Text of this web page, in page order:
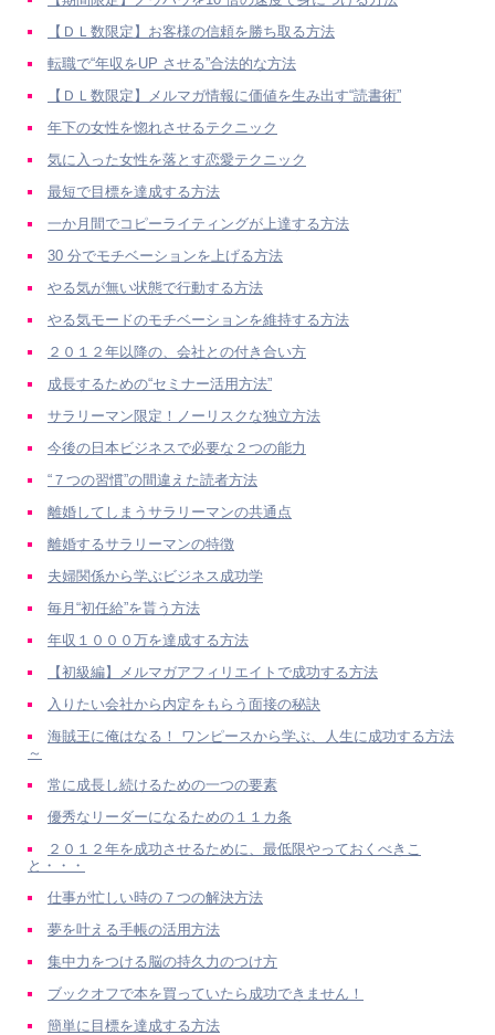
【ＤＬ数限定】お客様の信頼を勝ち取る方法
転職で“年収をUP させる”合法的な方法
【ＤＬ数限定】メルマガ情報に価値を生み出す“読書術”
年下の女性を惚れさせるテクニック
気に入った女性を落とす恋愛テクニック
最短で目標を達成する方法
一か月間でコピーライティングが上達する方法
30 分でモチベーションを上げる方法
やる気が無い状態で行動する方法
やる気モードのモチベーションを維持する方法
２０１２年以降の、会社との付き合い方
成長するための“セミナー活用方法”
サラリーマン限定！ノーリスクな独立方法
今後の日本ビジネスで必要な２つの能力
“７つの習慣”の間違えた読者方法
離婚してしまうサラリーマンの共通点
離婚するサラリーマンの特徴
夫婦関係から学ぶビジネス成功学
毎月“初任給”を貰う方法
年収１０００万を達成する方法
【初級編】メルマガアフィリエイトで成功する方法
入りたい会社から内定をもらう面接の秘訣
海賊王に俺はなる！ ワンピースから学ぶ、人生に成功する方法
～
常に成長し続けるための一つの要素
優秀なリーダーになるための１１カ条
２０１２年を成功させるために、最低限やっておくべきこ
と・・・
仕事が忙しい時の７つの解決方法
夢を叶える手帳の活用方法
集中力をつける脳の持久力のつけ方
ブックオフで本を買っていたら成功できません！
簡単に目標を達成する方法